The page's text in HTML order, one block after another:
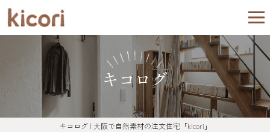
キコログ
キコログ | 大阪で自然素材の注文住宅「kicori」